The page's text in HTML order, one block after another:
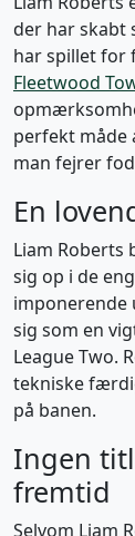
der har skabt
har spillet for
Fleetwood
perfekt måde
man fejrer
En
Liam Roberts
sig op i de
imponerende
sig som en
League Two.
tekniske
på banen.
Ingen
fremtid
Selvom Liam